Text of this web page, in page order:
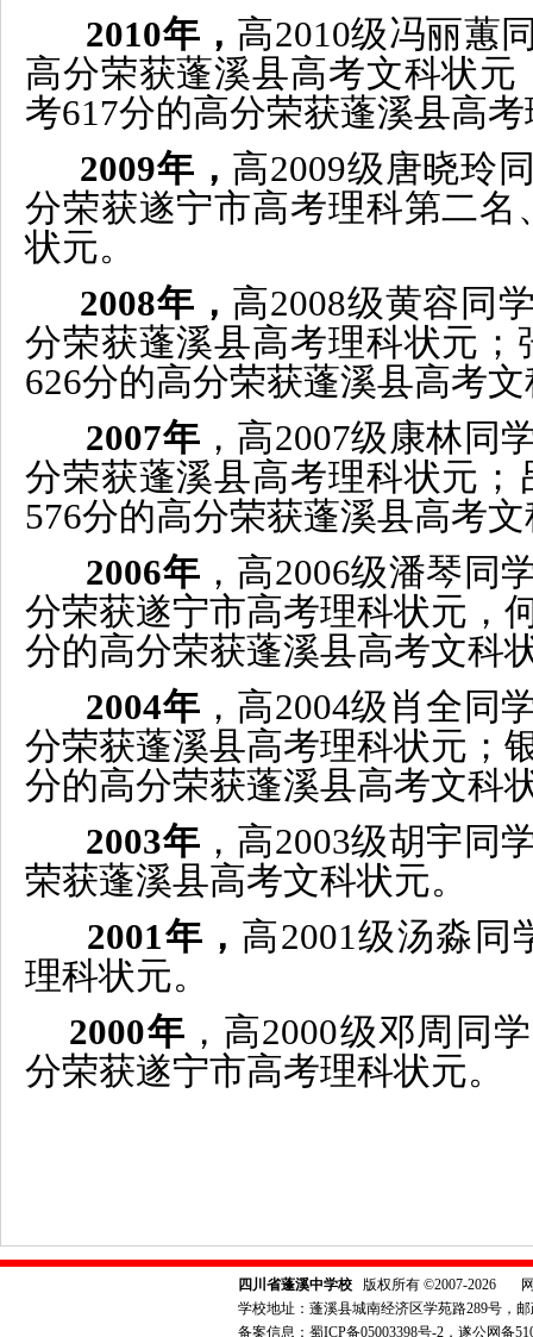
2010年， 高2010级冯丽蕙
高分荣获蓬溪县高考文科状元
考617分的高分荣获蓬溪县高考
2009年， 高2009级唐晓玲
分荣获遂宁市高考理科第二名
状元。
2008年， 高2008级黄容同
分荣获蓬溪县高考理科状元；
626分的高分荣获蓬溪县高考
2007年，高2007级康林同
分荣获蓬溪县高考理科状元；
576分的高分荣获蓬溪县高考
2006年，高2006级潘琴同
分荣获遂宁市高考理科状元，
分的高分荣获蓬溪县高考文科
2004年，高2004级肖全同
分荣获蓬溪县高考理科状元；
分的高分荣获蓬溪县高考文科
2003年，高2003级胡宇同
荣获蓬溪县高考文科状元。
2001年， 高2001级汤淼同
理科状元。
2000年 ，高2000级邓周同
分荣获遂宁市高考理科状元。
四川省蓬溪中学校 版权所有 ©2007-2026 网
学校地址：蓬溪县城南经济区学苑路289号，邮
备案信息： 蜀ICP备05003398号-2 ，遂公网备